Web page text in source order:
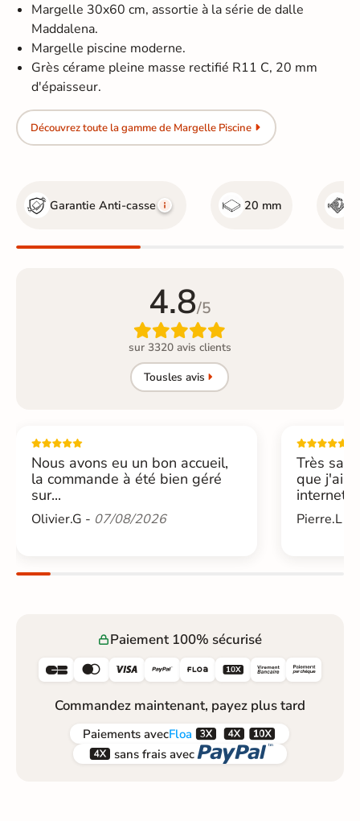
Margelle 30x60 cm, assortie à la série de dalle
Maddalena.
Margelle piscine moderne.
Grès cérame pleine masse rectifié R11 C, 20 mm
d'épaisseur.
Découvrez toute la gamme de Margelle Piscine
Garantie Anti-casse 20 mm
4.8/5

sur 3320 avis clients
Tousles avis
Nous avons eu un bon accueil,
la commande à été bien géré
sur...
Olivier.G - 07/08/2026
Très
que j'ai
internet....
Pierre.L -
Paiement 100% sécurisé
     
Commandez maintenant, payez plus tard
Paiements avecFloa  
 sans frais avec 